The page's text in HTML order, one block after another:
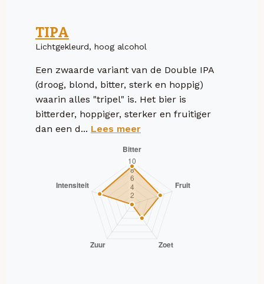
TIPA
Lichtgekleurd, hoog alcohol
Een zwaarde variant van de Double IPA
(droog, blond, bitter, sterk en hoppig)
waarin alles "tripel" is. Het bier is
bitterder, hoppiger, sterker en fruitiger
dan een d... Lees meer